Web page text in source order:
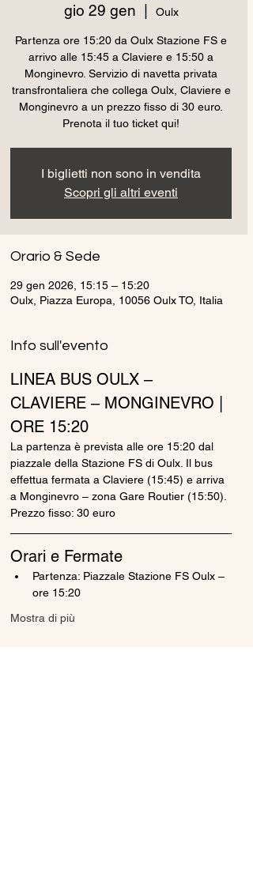
gio 29 gen Oulx
Partenza ore 15:20 da Oulx Stazione FS e
arrivo alle 15:45 a Claviere e 15:50 a
Monginevro. Servizio di navetta privata
transfrontaliera che collega Oulx, Claviere e
Monginevro a un prezzo fisso di 30 euro.
Prenota il tuo ticket qui!
I biglietti non sono in vendita
Scopri gli altri eventi
Orario & Sede
29 gen 2026, 15:15 – 15:20
Oulx, Piazza Europa, 10056 Oulx TO, Italia
Info sull'evento
LINEA BUS OULX –
CLAVIERE – MONGINEVRO |
ORE 15:20
La partenza è prevista alle ore 15:20 dal
piazzale della Stazione FS di Oulx. Il bus
effettua fermata a Claviere (15:45) e arriva
a Monginevro – zona Gare Routier (15:50).
Prezzo fisso: 30 euro
Orari e Fermate
Partenza: Piazzale Stazione FS Oulx –
ore 15:20
Mostra di più